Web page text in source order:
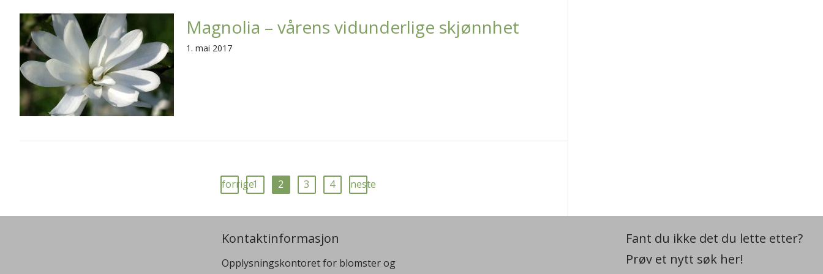
Magnolia – vårens vidunderlige skjønnhet
1. mai 2017
forrige1 2 3 4 neste
Kontaktinformasjon
Opplysningskontoret for blomster og
Fant du ikke det du lette etter?
Prøv et nytt søk her!